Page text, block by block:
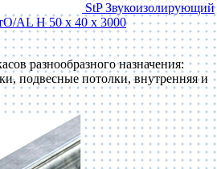
StP Звукоизолирующий
AL Н 50 x 40 x 3000
разнообразного назначения:
подвесные потолки, внутренняя и